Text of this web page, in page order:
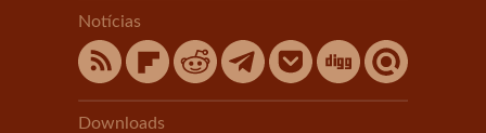
Notícias
Downloads